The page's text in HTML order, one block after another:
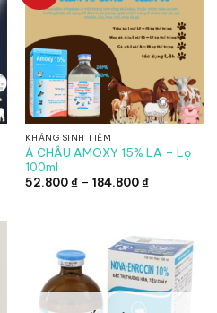
KHÁNG SINH TIÊM
Á CHÂU AMOXY 15% LA – Lọ
100ml
52.800₫ – 184.800₫Khoảng
184.800 ₫